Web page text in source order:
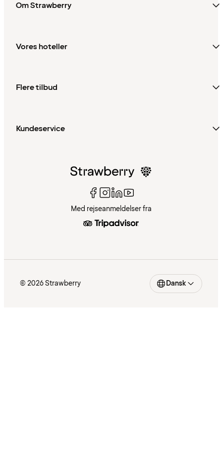
Om Strawberry
Vores hoteller
Flere tilbud
Kundeservice
Med rejseanmeldelser fra
© 2026 Strawberry Dansk